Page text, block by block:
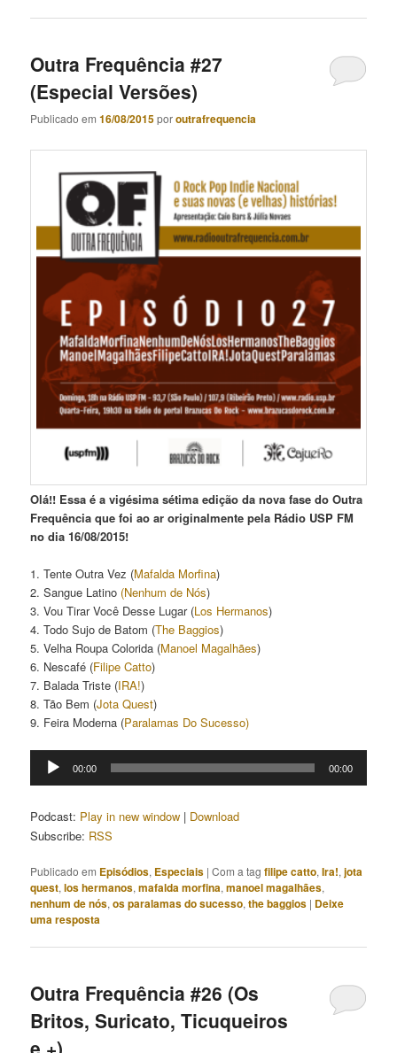
Outra Frequência #27
(Especial Versões)
Publicado em16/08/2015poroutrafrequencia
Olá!! Essa é a vigésima sétima edição da nova fase do Outra
Frequência que foi ao ar originalmente pela Rádio USP FM
no dia 16/08/2015!
1. Tente Outra Vez (Mafalda Morfina)
2. Sangue Latino (Nenhum de Nós)
3. Vou Tirar Você Desse Lugar (Los Hermanos)
4. Todo Sujo de Batom (The Baggios)
5. Velha Roupa Colorida (Manoel Magalhães)
6. Nescafé (Filipe Catto)
7. Balada Triste (IRA!)
8. Tão Bem (Jota Quest)
9. Feira Moderna (Paralamas Do Sucesso)
Tocador
00:00 00:00
Podcast: Play in new window | Download
Subscribe: RSS
Publicado em Episódios, Especiais |Com a tagfilipe catto,Ira!,jota
quest,los hermanos,mafalda morfina,manoel magalhães,
nenhum de nós,os paralamas do sucesso,the baggios | Deixe
uma resposta
Outra Frequência #26 (Os
Britos, Suricato, Ticuqueiros
e +)